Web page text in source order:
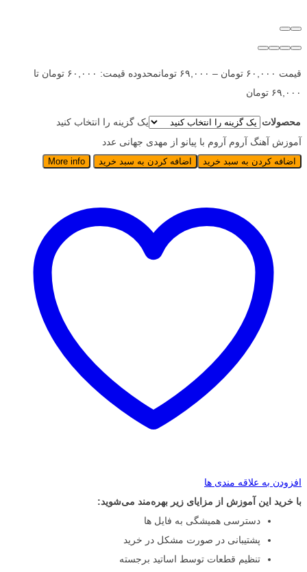
قیمت ۶۰,۰۰۰ تومان – ۶۹,۰۰۰ تومان
محدوده قیمت: ۶۰,۰۰۰ تومان تا
۶۹,۰۰۰ تومان
محصولات
یک گزینه را انتخاب کنید
آموزش آهنگ آروم آروم با پیانو از مهدی جهانی عدد
اضافه کردن به سبد خرید اضافه کردن به سبد خرید More info
افزودن به علاقه مندی ها
با خرید این آموزش از مزایای زیر بهره‌مند می‌شوید:
دسترسی همیشگی به فایل ها
پشتیبانی در صورت مشکل در خرید
تنظیم قطعات توسط اساتید برجسته